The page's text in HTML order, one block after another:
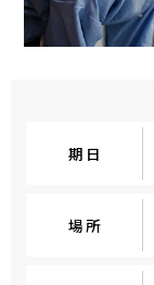
期 日
場 所